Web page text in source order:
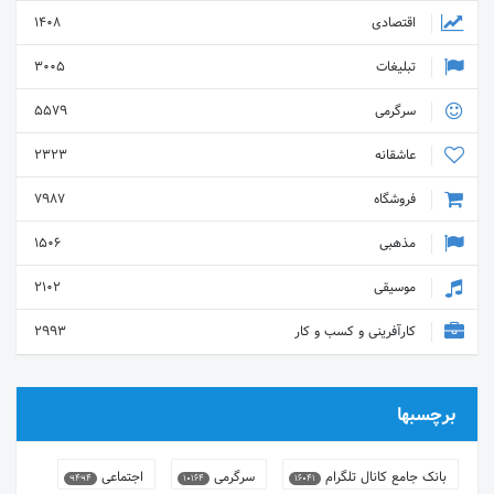
اقتصادی
1408
تبلیغات
3005
سرگرمی
5579
عاشقانه
2323
فروشگاه
7987
مذهبی
1506
موسیقی
2102
کارآفرینی و کسب و کار
2993
برچسبها
بانک جامع کانال تلگرام 16041 سرگرمی 10164 اجتماعی 9494